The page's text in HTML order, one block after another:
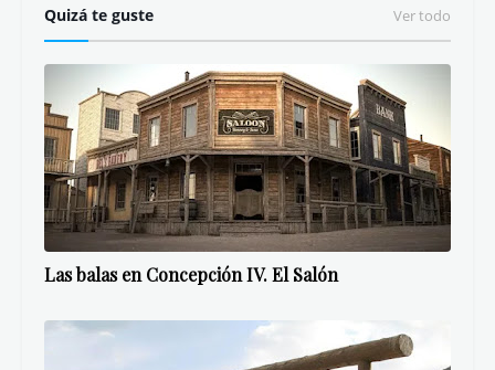
Quizá te guste Ver todo
Las balas en Concepción IV. El Salón